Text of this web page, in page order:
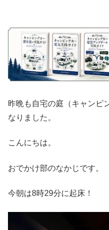
昨晩も自宅の庭（キャンピ
なりました。
こんにちは。
おでかけ部のなかじです。
今朝は8時29分に起床！